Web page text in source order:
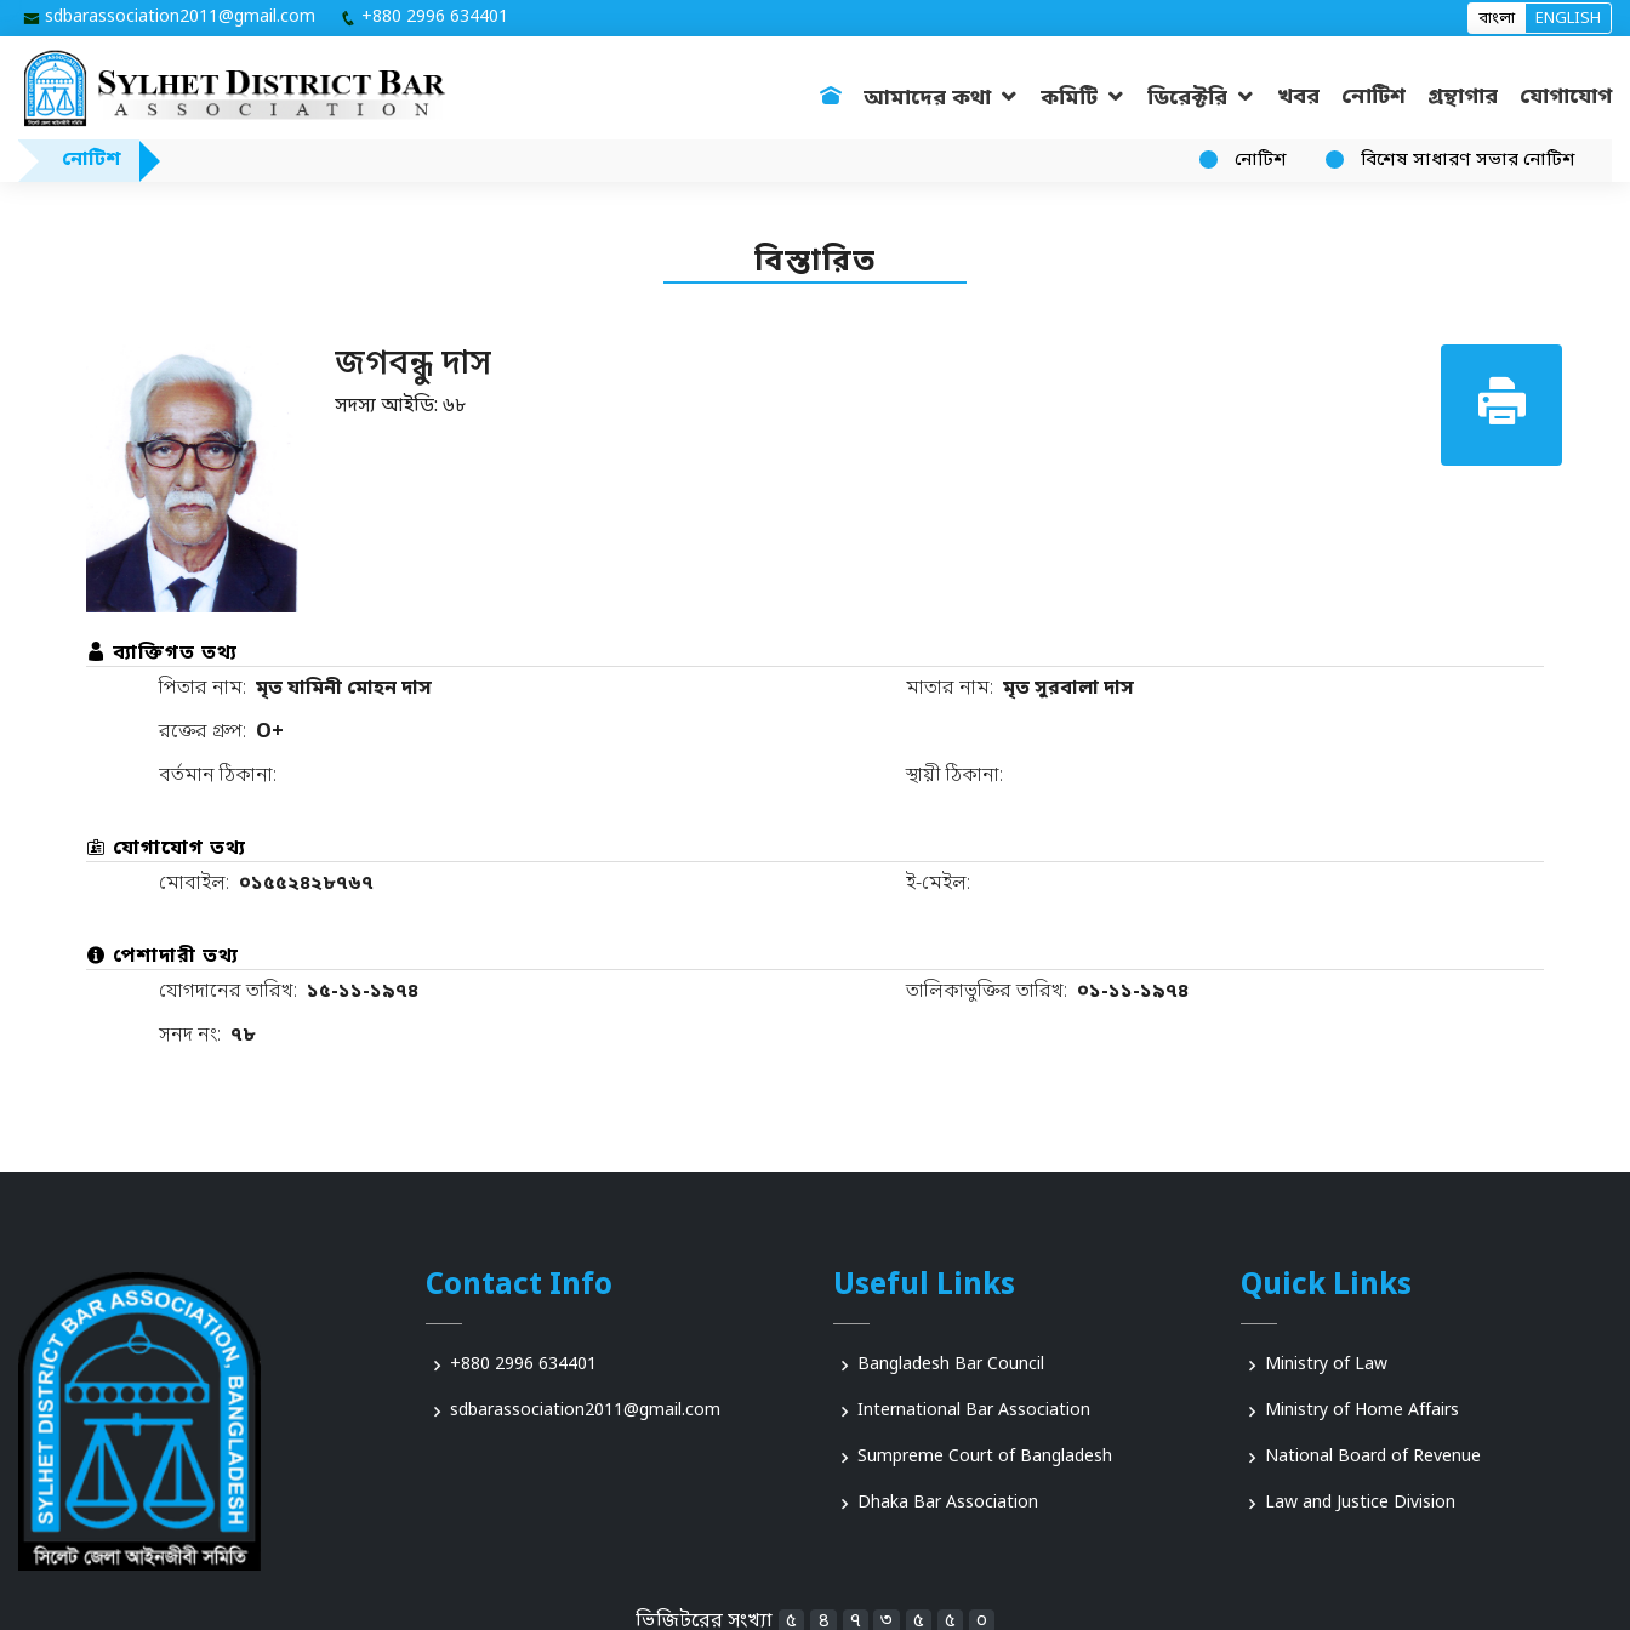
sdbarassociation2011@gmail.com +880 2996 634401 বাংলা ENGLISH
আমাদের কথা কমিটি ডিরেক্টরি খবর নোটিশ গ্রন্থাগার যোগাযোগ
নোটিশ নোটিশ বিশেষ সাধারণ সভার নোটিশ
বিস্তারিত
জগবন্ধু দাস
সদস্য আইডি: ৬৮
ব্যাক্তিগত তথ্য
পিতার নাম: মৃত যামিনী মোহন দাস মাতার নাম: মৃত সুরবালা দাস
রক্তের গ্রুপ: O+
বর্তমান ঠিকানা:
স্থায়ী ঠিকানা:
যোগাযোগ তথ্য
মোবাইল: ০১৫৫২৪২৮৭৬৭ ই-মেইল:
পেশাদারী তথ্য
যোগদানের তারিখ: ১৫-১১-১৯৭৪ তালিকাভুক্তির তারিখ: ০১-১১-১৯৭৪
সনদ নং: ৭৮
Contact Info
+880 2996 634401
sdbarassociation2011@gmail.com
Useful Links
Bangladesh Bar Council
International Bar Association
Sumpreme Court of Bangladesh
Dhaka Bar Association
Quick Links
Ministry of Law
Ministry of Home Affairs
National Board of Revenue
Law and Justice Division
ভিজিটরের সংখ্যা ৫ ৪ ৭ ৩ ৫ ৫ ০